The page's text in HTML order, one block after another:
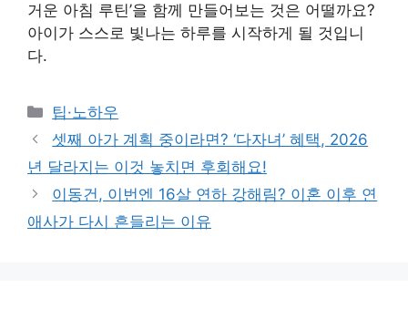
거운 아침 루틴’을 함께 만들어보는 것은 어떨까요?
아이가 스스로 빛나는 하루를 시작하게 될 것입니
다.
Categories
팁·노하우
셋째 아가 계획 중이라면? ‘다자녀’ 혜택, 2026
년 달라지는 이것 놓치면 후회해요!
이동건, 이번엔 16살 연하 강해림? 이혼 이후 연
애사가 다시 흔들리는 이유